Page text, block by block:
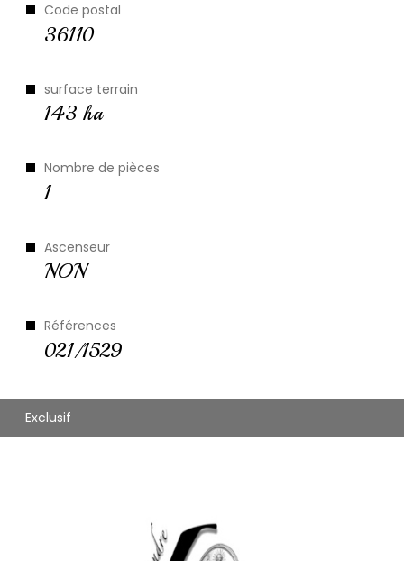
la
copropriété
Code postal
36110
surface terrain
143 ha
Nombre de pièces
1
Ascenseur
NON
Références
021/1529
Exclusif